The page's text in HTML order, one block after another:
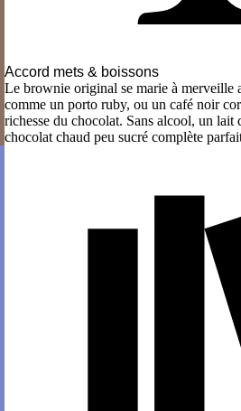
Accord mets & boissons
Le brownie original se marie à merveille
comme un porto ruby, ou un café noir
richesse du chocolat. Sans alcool, un lait
chocolat chaud peu sucré complète